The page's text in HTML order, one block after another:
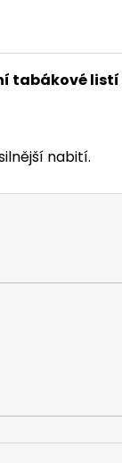
tabákové listí
nabití.